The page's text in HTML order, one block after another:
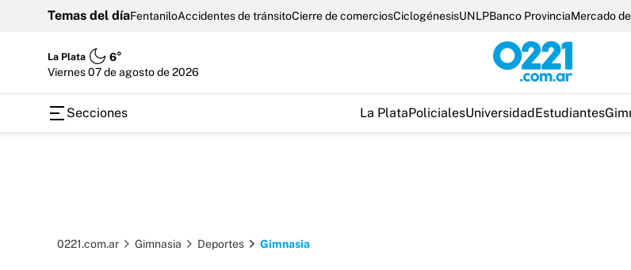
Temas del díaFentaniloAccidentes de tránsitoCierre de comerciosCiclogénesisUNLPBanco ProvinciaMercado
La Plata
6°
viernes 07 de agosto de 2026
Secciones La PlataPolicialesUniversidadEstudiantes
0221.com.ar Gimnasia Deportes Gimnasia